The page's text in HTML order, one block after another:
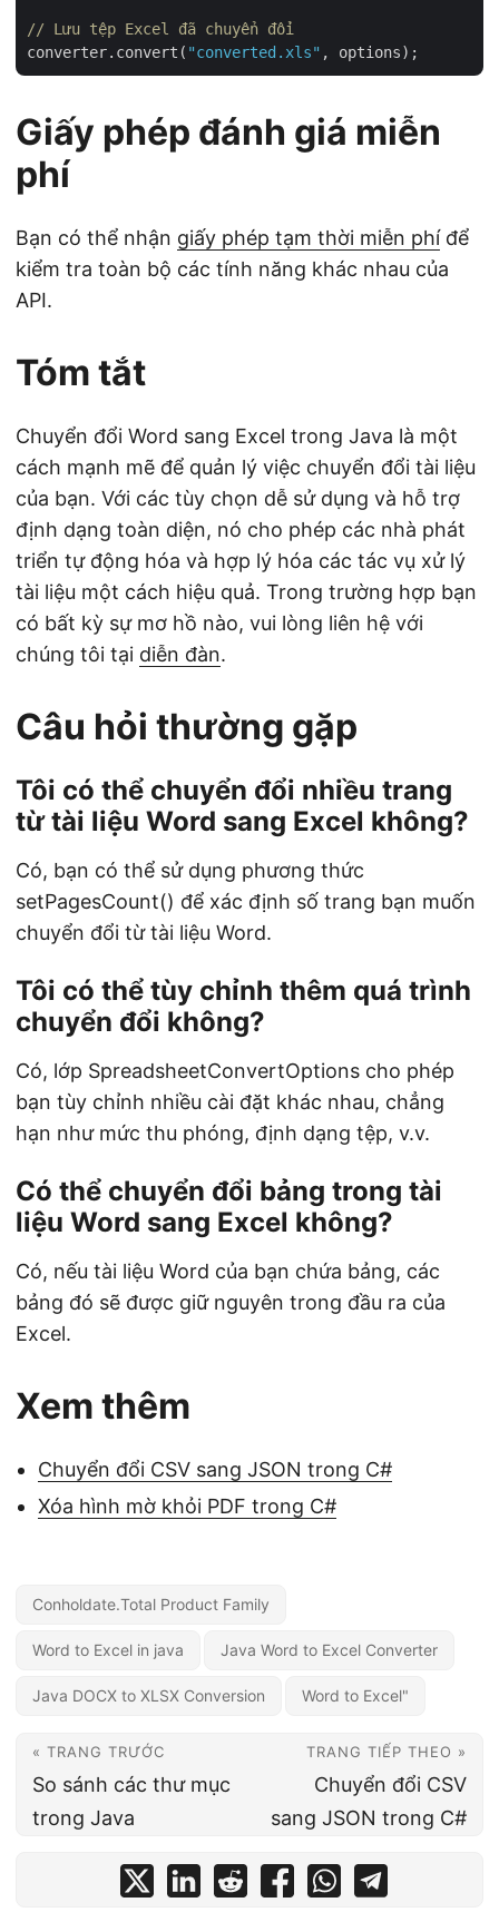
// Lưu tệp Excel đã chuyển đổi
converter.convert( "converted.xls"
Giấy phép đánh giá miễn
phí
Bạn có thể nhận giấy phép tạm thời miễn phíđể
kiểm tra toàn bộ các tính năng khác nhau của
API.
Tóm tắt
Chuyển đổi Word sang Excel trong Java là một
cách mạnh mẽ để quản lý việc chuyển đổi tài liệu
của bạn. Với các tùy chọn dễ sử dụng và hỗ trợ
định dạng toàn diện, nó cho phép các nhà phát
triển tự động hóa và hợp lý hóa các tác vụ xử lý
tài liệu một cách hiệu quả. Trong trường hợp bạn
có bất kỳ sự mơ hồ nào, vui lòng liên hệ với
chúng tôi tại diễn đàn.
Câu hỏi thường gặp
Tôi có thể chuyển đổi nhiều trang
từ tài liệu Word sang Excel không?
Có, bạn có thể sử dụng phương thức
setPagesCount() để xác định số trang bạn muốn
chuyển đổi từ tài liệu Word.
Tôi có thể tùy chỉnh thêm quá trình
chuyển đổi không?
Có, lớp SpreadsheetConvertOptions cho phép
bạn tùy chỉnh nhiều cài đặt khác nhau, chẳng
hạn như mức thu phóng, định dạng tệp, v.v.
Có thể chuyển đổi bảng trong tài
liệu Word sang Excel không?
Có, nếu tài liệu Word của bạn chứa bảng, các
bảng đó sẽ được giữ nguyên trong đầu ra của
Excel.
Xem thêm
Chuyển đổi CSV sang JSON trong C#
Xóa hình mờ khỏi PDF trong C#
Conholdate.Total Product Family
Word to Excel in java Java Word to Excel Converter
Java DOCX to XLSX Conversion Word to Excel"
« TRANG TRƯỚC
So sánh các thư mục
trong Java
TRANG TIẾP THEO »
Chuyển đổi CSV
sang JSON trong C#